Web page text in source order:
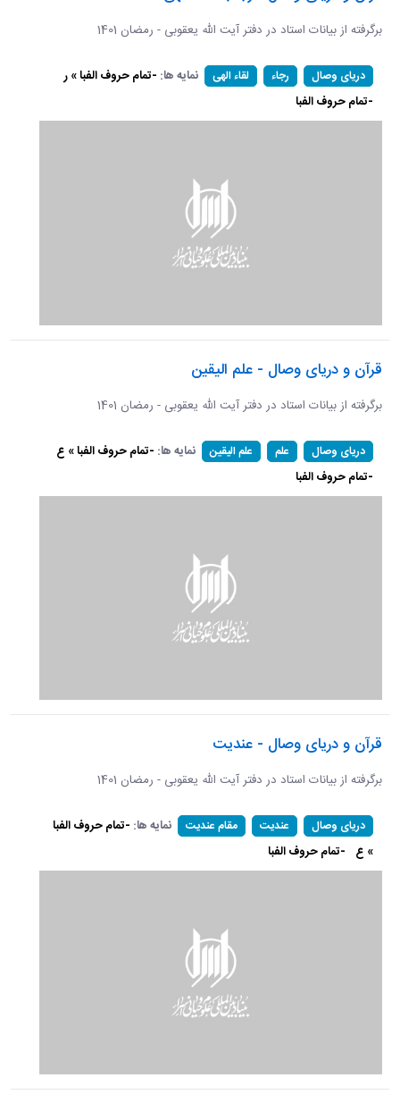
برگرفته از بیانات استاد در دفتر آیت الله یعقوبی - رمضان 1401
دریای وصال رجاء لقاء الهی نمایه ها: -تمام حروف الفبا » ر
-تمام حروف الفبا
قرآن و دریای وصال - علم الیقین
برگرفته از بیانات استاد در دفتر آیت الله یعقوبی - رمضان 1401
دریای وصال علم علم الیقین نمایه ها: -تمام حروف الفبا » ع
-تمام حروف الفبا
قرآن و دریای وصال - عندیت
برگرفته از بیانات استاد در دفتر آیت الله یعقوبی - رمضان 1401
دریای وصال عندیت مقام عندیت نمایه ها: -تمام حروف الفبا
» ع -تمام حروف الفبا